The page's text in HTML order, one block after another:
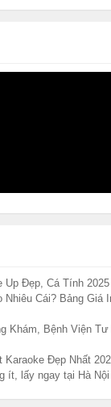
Up Đẹp, Cá Tính 2025
Nhiêu Cái? Bảng Giá
Khám, Bệnh Viện
Karaoke Đẹp Nhất
ít, lấy ngay tại Hà Nội